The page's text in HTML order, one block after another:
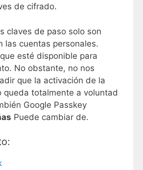
de cifrado.
claves de paso solo son
las cuentas personales.
esté disponible para
No obstante, no nos
que la activación de la
queda totalmente a voluntad
Google Passkey
Puede cambiar de.